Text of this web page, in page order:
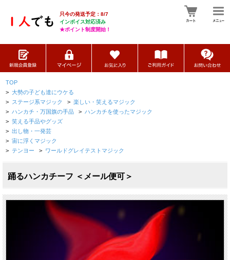
只今の発送予定：8/7
インボイス対応済み
★ポイント制度開始！
TOP
> 大勢の子ども達にウケる
> ステージ系マジック > 楽しい・笑えるマジック
> ハンカチ・万国旗の手品 > ハンカチを使ったマジック
> 笑える手品やグッズ
> 出し物・一発芸
> 宙に浮くマジック
> テンヨー > ワールドグレイテストマジック
踊るハンカチーフ ＜メール便可＞